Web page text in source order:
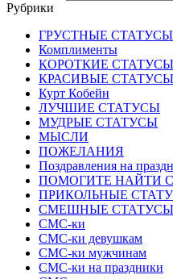
Рубрики
ГРУСТНЫЕ СТАТУСЫ
Комплименты
КОРОТКИЕ СТАТУСЫ
КРАСИВЫЕ СТАТУСЫ
Курт Кобейн
ЛУЧШИЕ СТАТУСЫ
МУДРЫЕ СТАТУСЫ
МЫСЛИ
ПОЖЕЛАНИЯ
Поздравления на
ПОМОГИТЕ НАЙТИ
ПРИКОЛЬНЫЕ
СМЕШНЫЕ СТАТУСЫ
СМС-ки
СМС-ки девушкам
СМС-ки мужчинам
СМС-ки на праздники